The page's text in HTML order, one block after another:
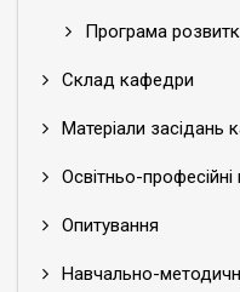
Програма
Склад кафедри
Матеріали засідань
Освітньо-
Опитування
Навчально-